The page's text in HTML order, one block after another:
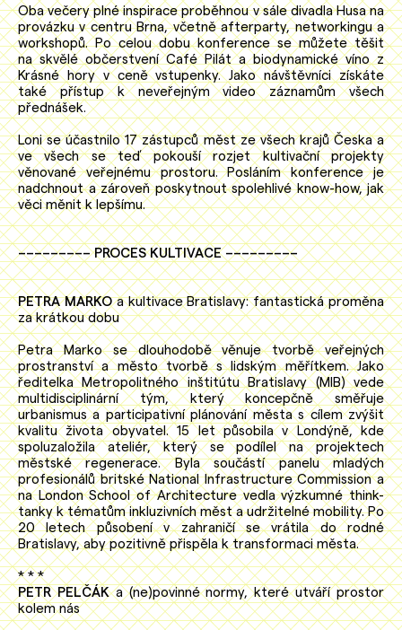
Oba večery plné inspirace proběhnou v sále divadla Husa na
provázku v centru Brna, včetně afterparty, networkingu a
workshopů. Po celou dobu konference se můžete těšit
na skvělé občerstvení Café Pilát a biodynamické víno z
Krásné hory v ceně vstupenky. Jako návštěvníci získáte
také přístup k neveřejným video záznamům všech
přednášek.
Loni se účastnilo 17 zástupců měst ze všech krajů Česka a
ve všech se teď pokouší rozjet kultivační projekty
věnované veřejnému prostoru. Posláním konference je
nadchnout a zároveň poskytnout spolehlivé know-how, jak
věci měnit k lepšímu.
––––––––– PROCES KULTIVACE –––––––––
PETRA MARKOa kultivace Bratislavy: fantastická proměna
za krátkou dobu
Petra Marko se dlouhodobě věnuje tvorbě veřejných
prostranství a město tvorbě s lidským měřítkem. Jako
ředitelka Metropolitného inštitútu Bratislavy (MIB) vede
multidisciplinární tým, který koncepčně směřuje
urbanismus a participativní plánování města s cílem zvýšit
kvalitu života obyvatel. 15 let působila v Londýně, kde
spoluzaložila ateliér, který se podílel na projektech
městské regenerace. Byla součástí panelu mladých
profesionálů britské National Infrastructure Commission a
na London School of Architecture vedla výzkumné think-
tanky k tématům inkluzivních měst a udržitelné mobility. Po
20 letech působení v zahraničí se vrátila do rodné
Bratislavy, aby pozitivně přispěla k transformaci města.
* * *
PETR PELČÁKa (ne)povinné normy, které utváří prostor
kolem nás